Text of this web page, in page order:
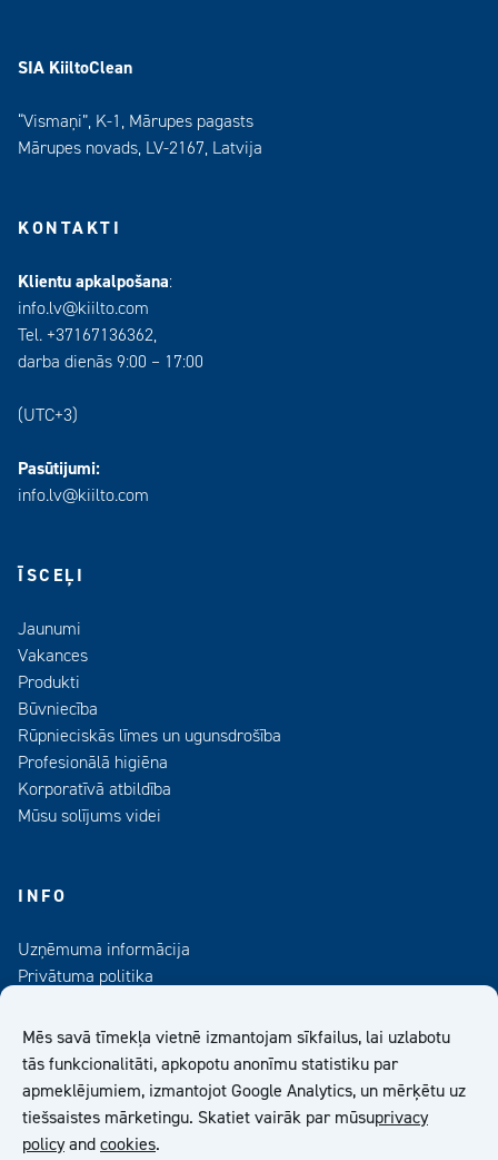
Mēs savā tīmekļa vietnē izmantojam sīkfailus, lai uzlabotu
tās funkcionalitāti, apkopotu anonīmu statistiku par
apmeklējumiem, izmantojot Google Analytics, un mērķētu uz
tiešsaistes mārketingu. Skatiet vairāk par mūsuprivacy
policyand cookies.
SIA KiiltoClean
“Vismaņi”, K-1, Mārupes pagasts
Mārupes novads, LV-2167, Latvija
KONTAKTI
Klientu apkalpošana:
info.lv@kiilto.com
Tel. +37167136362,
darba dienās 9:00 – 17:00
(UTC+3)
Pasūtijumi:
info.lv@kiilto.com
ĪSCEĻI
Jaunumi
Vakances
Produkti
Būvniecība
Rūpnieciskās līmes un ugunsdrošība
Profesionālā higiēna
Korporatīvā atbildība
Mūsu solījums videi
INFO
Uzņēmuma informācija
Privātuma politika
Medijiem
Abonējiet mūsu informatīvo izdevumu
Kiilto Latvija SIA Vispārīgie Pārdošanas Nosacījumi